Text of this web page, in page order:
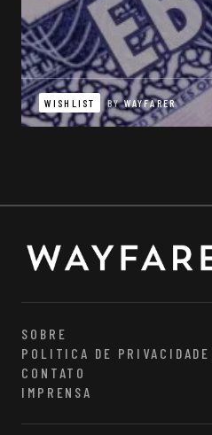
WISHLIST BY WAYFARER
SOBRE
POLITICA DE PRIVACIDADE
CONTATO
IMPRENSA